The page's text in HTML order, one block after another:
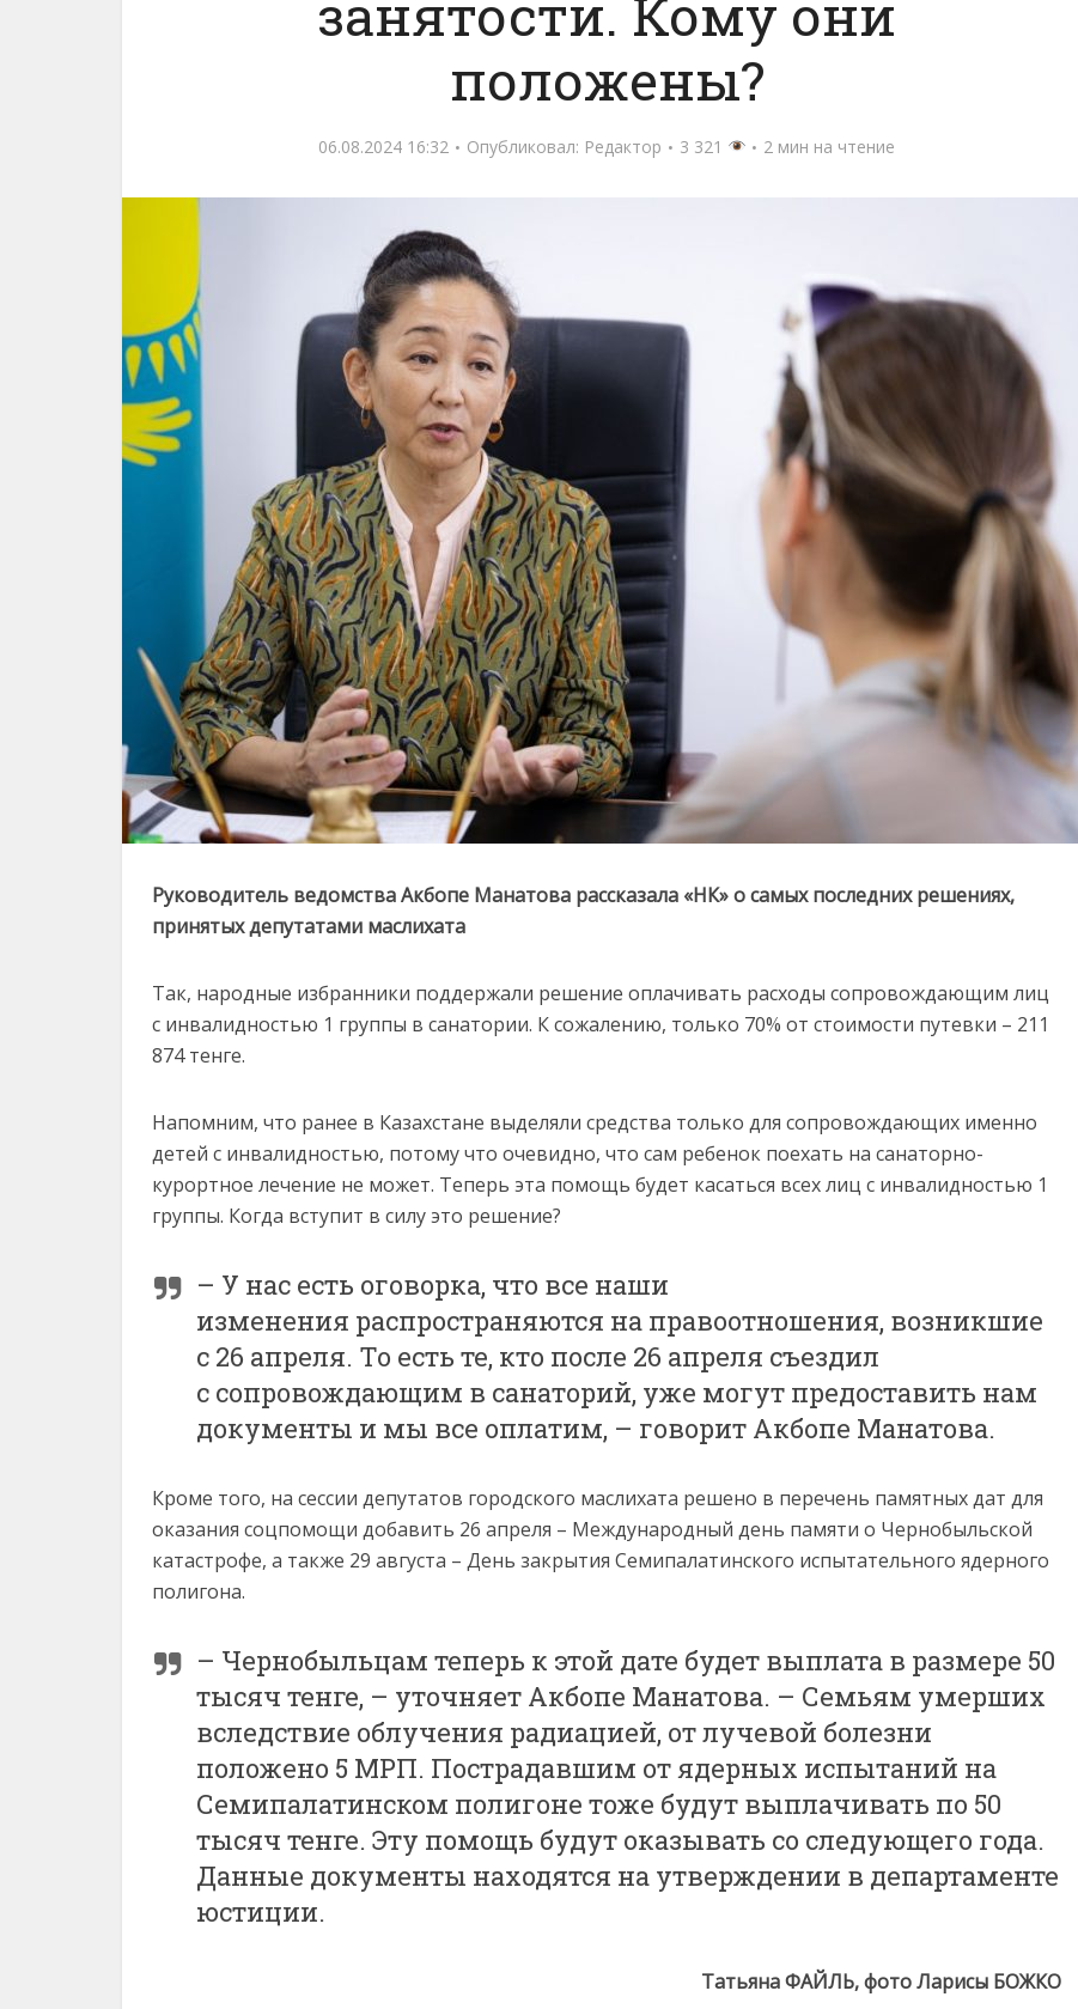
занятости. Кому они
положены?
06.08.2024 16:32 Опубликовал: Редактор 3 321 2 мин на чтение
Руководитель ведомства Акбопе Манатова рассказала «НК» о самых последних решениях,
принятых депутатами маслихата
Так, народные избранники поддержали решение оплачивать расходы сопровождающим лиц
с инвалидностью 1 группы в санатории. К сожалению, только 70% от стоимости путевки – 211
874 тенге.
Напомним, что ранее в Казахстане выделяли средства только для сопровождающих именно
детей с инвалидностью, потому что очевидно, что сам ребенок поехать на санаторно-
курортное лечение не может. Теперь эта помощь будет касаться всех лиц с инвалидностью 1
группы. Когда вступит в силу это решение?
– У нас есть оговорка, что все наши
изменения распространяются на правоотношения, возникшие
с 26 апреля. То есть те, кто после 26 апреля съездил
с сопровождающим в санаторий, уже могут предоставить нам
документы и мы все оплатим, – говорит Акбопе Манатова.
Кроме того, на сессии депутатов городского маслихата решено в перечень памятных дат для
оказания соцпомощи добавить 26 апреля – Международный день памяти о Чернобыльской
катастрофе, а также 29 августа – День закрытия Семипалатинского испытательного ядерного
полигона.
– Чернобыльцам теперь к этой дате будет выплата в размере 50
тысяч тенге, – уточняет Акбопе Манатова. – Семьям умерших
вследствие облучения радиацией, от лучевой болезни
положено 5 МРП. Пострадавшим от ядерных испытаний на
Семипалатинском полигоне тоже будут выплачивать по 50
тысяч тенге. Эту помощь будут оказывать со следующего года.
Данные документы находятся на утверждении в департаменте
юстиции.
Татьяна ФАЙЛЬ, фото Ларисы БОЖКО